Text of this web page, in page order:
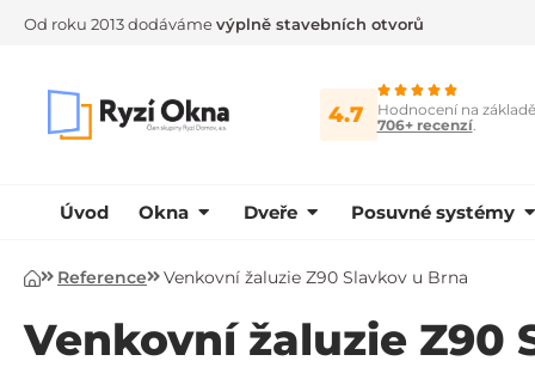
Od roku 2013 dodávámevýplně stavebních otvorů
4.7
Hodnocení na základě
706+ recenzí.
Úvod Okna Dveře Posuvné systémy
Úvod
Reference Venkovní žaluzie Z90 Slavkov u Brna
Venkovní žaluzie Z90